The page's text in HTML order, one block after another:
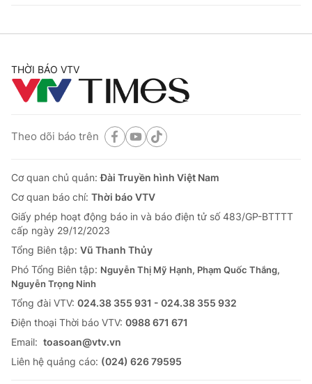
THỜI BÁO VTV
Theo dõi báo trên
Cơ quan chủ quản:Đài Truyền hình Việt Nam
Cơ quan báo chí: Thời báo VTV
Giấy phép hoạt động báo in và báo điện tử số 483/GP-BTTTT
cấp ngày 29/12/2023
Tổng Biên tập: Vũ Thanh Thủy
Phó Tổng Biên tập: Nguyễn Thị Mỹ Hạnh, Phạm Quốc Thắng,
Nguyễn Trọng Ninh
Tổng đài VTV: 024.38 355 931 - 024.38 355 932
Ðiện thoại Thời báo VTV: 0988 671 671
Email: toasoan@vtv.vn
Liên hệ quảng cáo: (024) 626 79595